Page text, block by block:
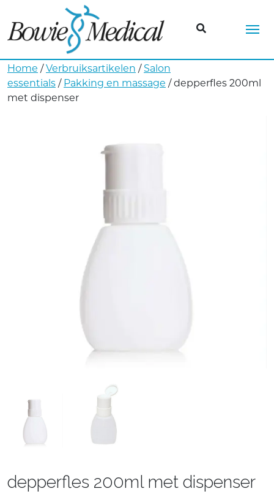
Home / Verbruiksartikelen / Salon
essentials / Pakking en massage / depperfles 200ml
met dispenser
depperfles 200ml met dispenser